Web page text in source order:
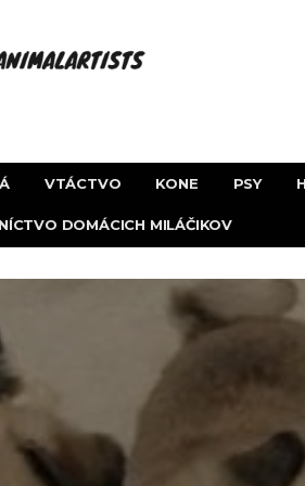
VTÁCTVO KONE PSY
DOMÁCICH MILÁČIKOV